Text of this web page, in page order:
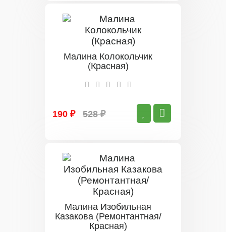
Малина Колокольчик
(Красная)
190 ₽ 528 ₽
Малина Изобильная
Казакова (Ремонтантная/
Красная)